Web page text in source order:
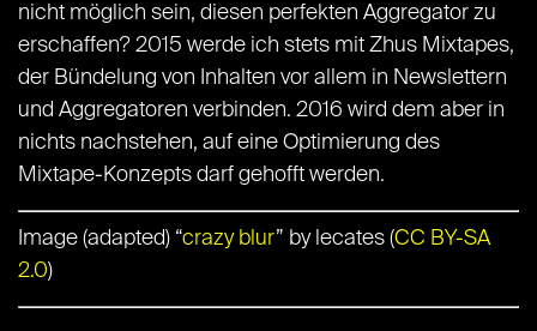
nicht möglich sein, diesen perfekten Aggregator zu
erschaffen? 2015 werde ich stets mit Zhus Mixtapes,
der Bündelung von Inhalten vor allem in Newslettern
und Aggregatoren verbinden. 2016 wird dem aber in
nichts nachstehen, auf eine Optimierung des
Mixtape-Konzepts darf gehofft werden.
Image (adapted) “crazy blur” by lecates (CC BY-SA
2.0)